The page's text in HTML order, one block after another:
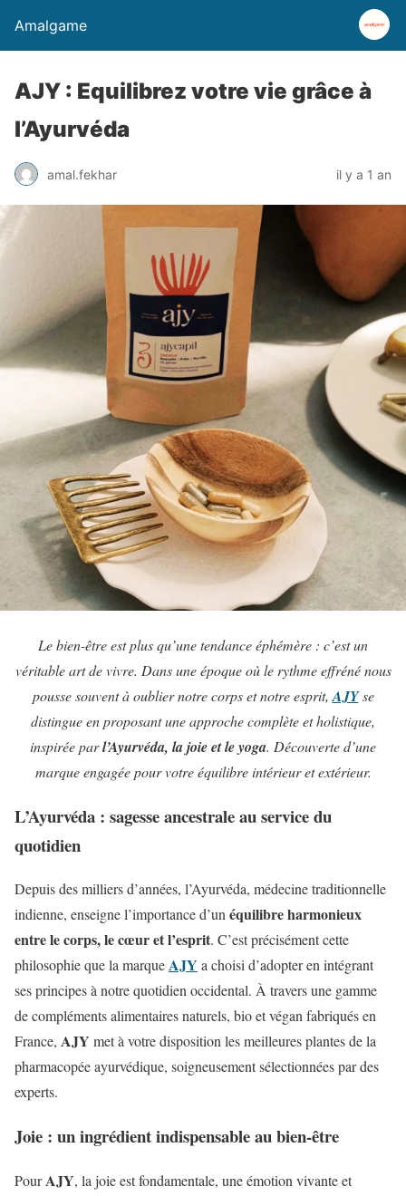
Amalgame
AJY : Equilibrez votre vie grâce à
l’Ayurvéda
amal.fekhar il y a 1 an
Le bien-être est plus qu’une tendance éphémère : c’est un
véritable art de vivre. Dans une époque où le rythme effréné nous
pousse souvent à oublier notre corps et notre esprit, AJYse
distingue en proposant une approche complète et holistique,
inspirée parl’Ayurvéda, la joie et le yoga. Découverte d’une
marque engagée pour votre équilibre intérieur et extérieur.
L’Ayurvéda : sagesse ancestrale au service du
quotidien
Depuis des milliers d’années, l’Ayurvéda, médecine traditionnelle
indienne, enseigne l’importance d’unéquilibre harmonieux
entre le corps, le cœur et l’esprit. C’est précisément cette
philosophie que la marqueAJY a choisi d’adopter en intégrant
ses principes à notre quotidien occidental. À travers une gamme
de compléments alimentaires naturels, bio et végan fabriqués en
France, AJY met à votre disposition les meilleures plantes de la
pharmacopée ayurvédique, soigneusement sélectionnées par des
experts.
Joie : un ingrédient indispensable au bien-être
PourAJY, la joie est fondamentale, une émotion vivante et